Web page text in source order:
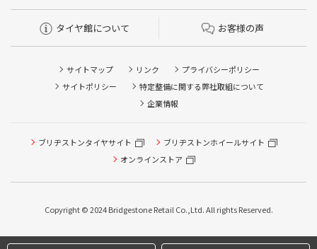
タイヤ館について お客様の声
サイトマップ リンク
プライバシーポリシー
サイトポリシー
特定整備に関する弊社取組について
企業情報
ブリヂストンタイヤサイト
ブリヂストンホイールサイト
オンラインストア
Copyright © 2024 Bridgestone Retail Co.,Ltd. All rights Reserved.
タイヤ点検・安全点検/タイヤ履き替え/オイル交換/その他
ピット作業の予約
本日のタイヤ履き替え順番待ち予約 ※クローク契約会員の